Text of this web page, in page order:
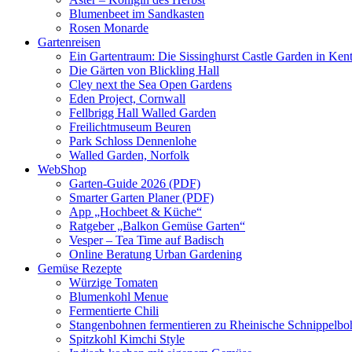
Blumenbeet im Sandkasten
Rosen Monarde
Gartenreisen
Ein Gartentraum: Die Sissinghurst Castle Garden in Kent
Die Gärten von Blickling Hall
Cley next the Sea Open Gardens
Eden Project, Cornwall
Fellbrigg Hall Walled Garden
Freilichtmuseum Beuren
Park Schloss Dennenlohe
Walled Garden, Norfolk
WebShop
Garten-Guide 2026 (PDF)
Smarter Garten Planer (PDF)
App „Hochbeet & Küche“
Ratgeber „Balkon Gemüse Garten“
Vesper – Tea Time auf Badisch
Online Beratung Urban Gardening
Gemüse Rezepte
Würzige Tomaten
Blumenkohl Menue
Fermentierte Chili
Stangenbohnen fermentieren zu Rheinische
Spitzkohl Kimchi Style